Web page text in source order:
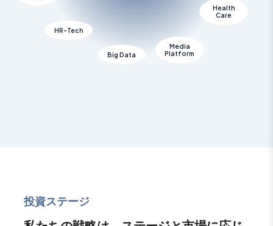
Health
Care
Media
Platform
Big Data
HR-Tech
投資ステージ